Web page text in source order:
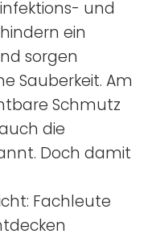
und
ein
sorgen
Sauberkeit. Am
Schmutz
die
Doch damit
Fachleute